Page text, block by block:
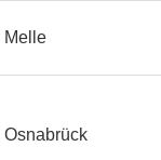
Melle
Osnabrück